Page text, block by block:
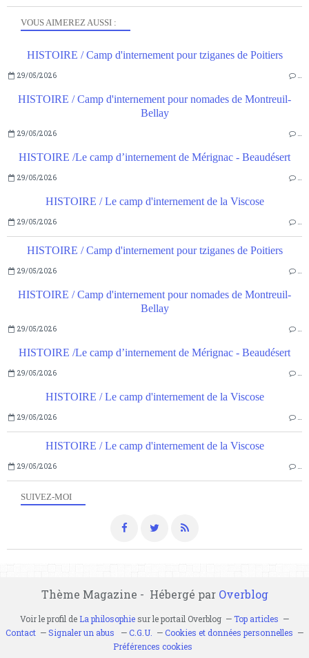
SUIVEZ-MOI
VOUS AIMEREZ AUSSI :
HISTOIRE / Camp d'internement pour tziganes de Poitiers
29/05/2026 …
HISTOIRE / Camp d'internement pour nomades de Montreuil-
Bellay
29/05/2026 …
HISTOIRE /Le camp d’internement de Mérignac - Beaudésert
29/05/2026 …
HISTOIRE / Le camp d'internement de la Viscose
29/05/2026 …
HISTOIRE / Camp d'internement pour tziganes de Poitiers
29/05/2026 …
HISTOIRE / Camp d'internement pour nomades de Montreuil-
Bellay
29/05/2026 …
HISTOIRE /Le camp d’internement de Mérignac - Beaudésert
29/05/2026 …
HISTOIRE / Le camp d'internement de la Viscose
29/05/2026 …
HISTOIRE / Le camp d'internement de la Viscose
29/05/2026 …
Thème Magazine - Hébergé par Overblog
Voir le profil de La philosophiesur le portail Overblog
Top articles
Contact
Signaler un abus C.G.U.
Cookies et données personnelles
Préférences cookies